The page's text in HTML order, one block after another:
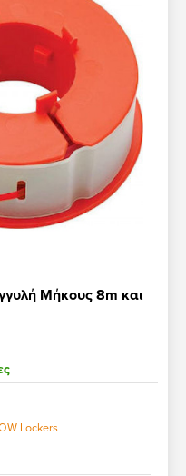
Μήκους 8m και
Lockers